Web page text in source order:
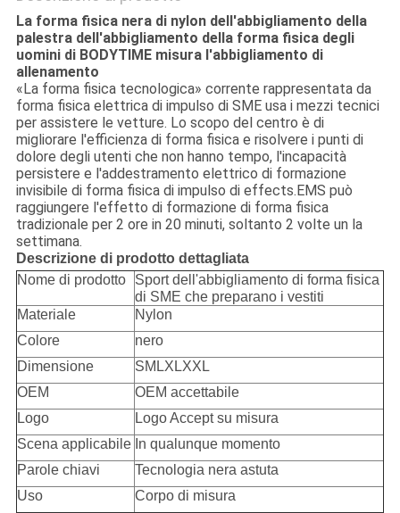
La forma fisica nera di nylon dell'abbigliamento della
palestra dell'abbigliamento della forma fisica degli
uomini di BODYTIME misura l'abbigliamento di
allenamento
«La forma fisica tecnologica» corrente rappresentata da
forma fisica elettrica di impulso di SME usa i mezzi tecnici
per assistere le vetture. Lo scopo del centro è di
migliorare l'efficienza di forma fisica e risolvere i punti di
dolore degli utenti che non hanno tempo, l'incapacità
persistere e l'addestramento elettrico di formazione
invisibile di forma fisica di impulso di effects.EMS può
raggiungere l'effetto di formazione di forma fisica
tradizionale per 2 ore in 20 minuti, soltanto 2 volte un la
settimana.
Descrizione di prodotto dettagliata
Nome di prodotto
Sport dell'abbigliamento di forma fisica
di SME che preparano i vestiti
Materiale
Nylon
Colore
nero
Dimensione
SMLXLXXL
OEM
OEM accettabile
Logo
Logo Accept su misura
Scena applicabile In qualunque momento
Parole chiavi
Tecnologia nera astuta
Uso
Corpo di misura